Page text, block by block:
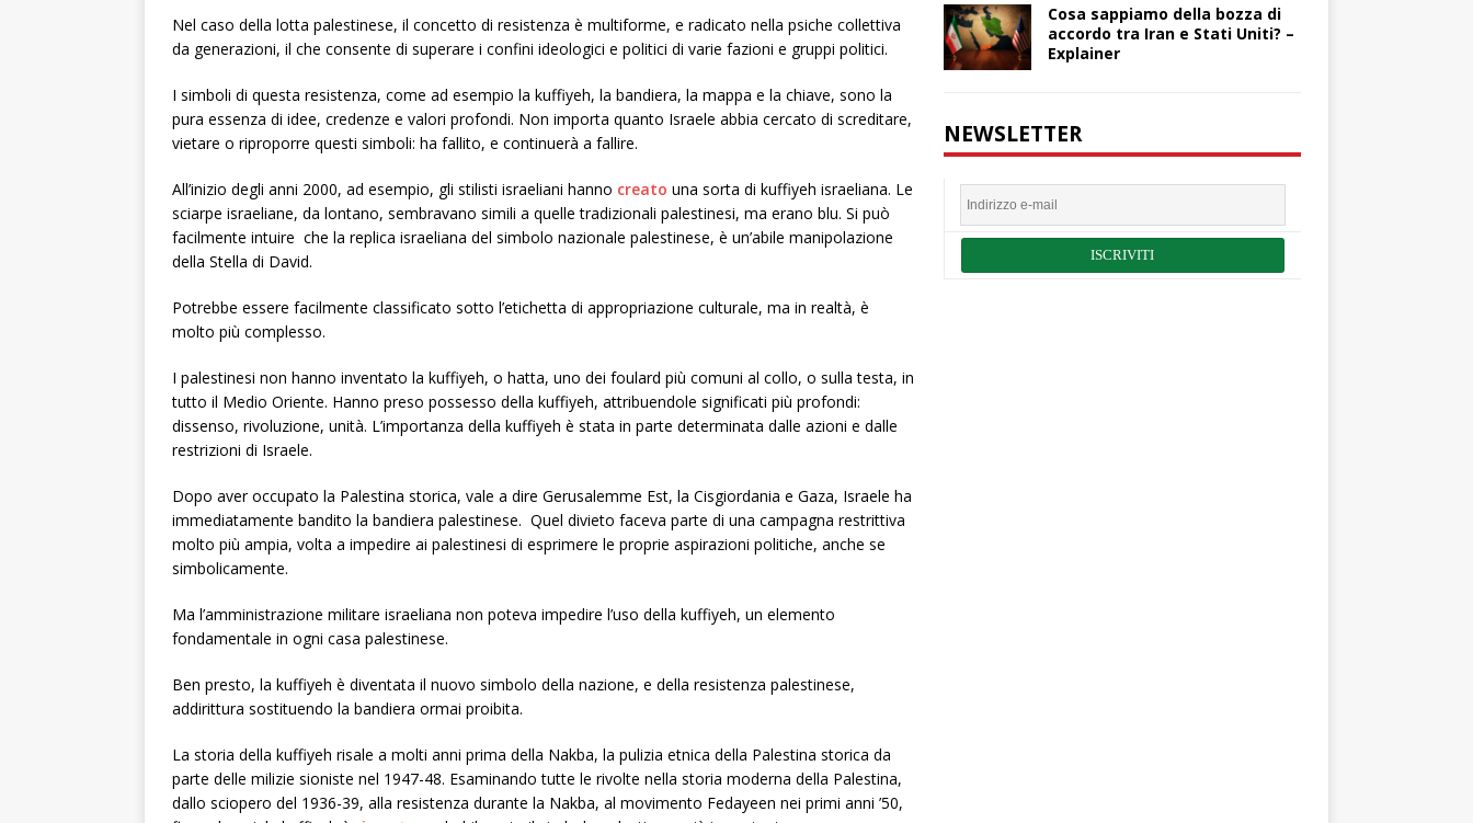
Nel caso della lotta palestinese, il concetto di resistenza è multiforme, e radicato nella psiche collettiva
da generazioni, il che consente di superare i confini ideologici e politici di varie fazioni e gruppi politici.
I simboli di questa resistenza, come ad esempio la kuffiyeh, la bandiera, la mappa e la chiave, sono la
pura essenza di idee, credenze e valori profondi. Non importa quanto Israele abbia cercato di screditare,
vietare o riproporre questi simboli: ha fallito, e continuerà a fallire.
All’inizio degli anni 2000, ad esempio, gli stilisti israeliani hanno creato una sorta di kuffiyeh israeliana. Le
sciarpe israeliane, da lontano, sembravano simili a quelle tradizionali palestinesi, ma erano blu. Si può
facilmente intuire che la replica israeliana del simbolo nazionale palestinese, è un’abile manipolazione
della Stella di David.
Potrebbe essere facilmente classificato sotto l’etichetta di appropriazione culturale, ma in realtà, è
molto più complesso.
I palestinesi non hanno inventato la kuffiyeh, o hatta, uno dei foulard più comuni al collo, o sulla testa, in
tutto il Medio Oriente. Hanno preso possesso della kuffiyeh, attribuendole significati più profondi:
dissenso, rivoluzione, unità. L’importanza della kuffiyeh è stata in parte determinata dalle azioni e dalle
restrizioni di Israele.
Dopo aver occupato la Palestina storica, vale a dire Gerusalemme Est, la Cisgiordania e Gaza, Israele ha
immediatamente bandito la bandiera palestinese. Quel divieto faceva parte di una campagna restrittiva
molto più ampia, volta a impedire ai palestinesi di esprimere le proprie aspirazioni politiche, anche se
simbolicamente.
Ma l’amministrazione militare israeliana non poteva impedire l’uso della kuffiyeh, un elemento
fondamentale in ogni casa palestinese.
Ben presto, la kuffiyeh è diventata il nuovo simbolo della nazione, e della resistenza palestinese,
addirittura sostituendo la bandiera ormai proibita.
La storia della kuffiyeh risale a molti anni prima della Nakba, la pulizia etnica della Palestina storica da
parte delle milizie sioniste nel 1947-48. Esaminando tutte le rivolte nella storia moderna della Palestina,
dallo sciopero del 1936-39, alla resistenza durante la Nakba, al movimento Fedayeen nei primi anni ’50,
Cosa sappiamo della bozza di
accordo tra Iran e Stati Uniti? –
Explainer
NEWSLETTER